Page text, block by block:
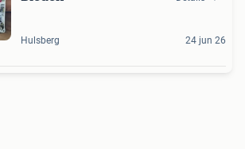
Hulsberg 24 jun 26